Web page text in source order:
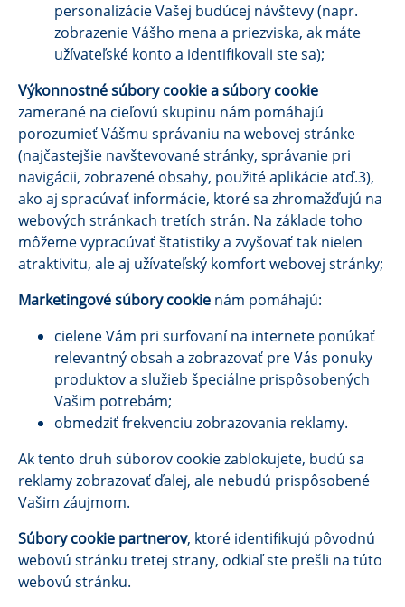
personalizácie Vašej budúcej návštevy (napr.
zobrazenie Vášho mena a priezviska, ak máte
užívateľské konto a identifikovali ste sa);
Výkonnostné súbory cookie a súbory cookie
zamerané na cieľovú skupinu nám pomáhajú
porozumieť Vášmu správaniu na webovej stránke
(najčastejšie navštevované stránky, správanie pri
navigácii, zobrazené obsahy, použité aplikácie atď.3),
ako aj spracúvať informácie, ktoré sa zhromažďujú na
webových stránkach tretích strán. Na základe toho
môžeme vypracúvať štatistiky a zvyšovať tak nielen
atraktivitu, ale aj užívateľský komfort webovej stránky;
Marketingové súbory cookie nám pomáhajú:
cielene Vám pri surfovaní na internete ponúkať
relevantný obsah a zobrazovať pre Vás ponuky
produktov a služieb špeciálne prispôsobených
Vašim potrebám;
obmedziť frekvenciu zobrazovania reklamy.
Ak tento druh súborov cookie zablokujete, budú sa
reklamy zobrazovať ďalej, ale nebudú prispôsobené
Vašim záujmom.
Súbory cookie partnerov, ktoré identifikujú pôvodnú
webovú stránku tretej strany, odkiaľ ste prešli na túto
webovú stránku.